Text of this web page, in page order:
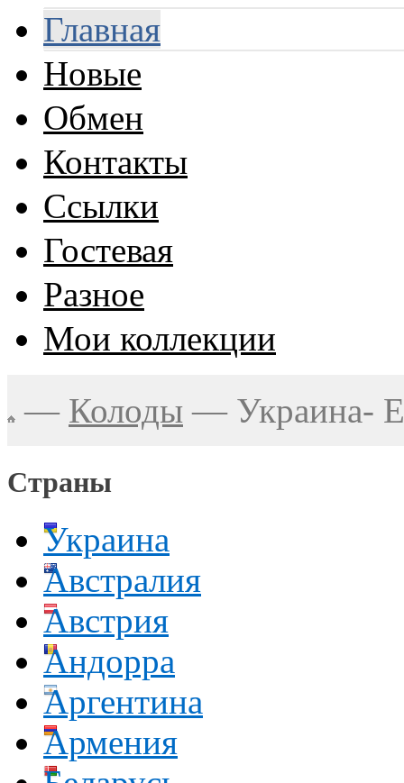
Главная
Новые
Обмен
Контакты
Ссылки
Гостевая
Разное
Мои коллекции
— Колоды — Украина-
Страны
Украина
Австралия
Австрия
Андорра
Аргентина
Армения